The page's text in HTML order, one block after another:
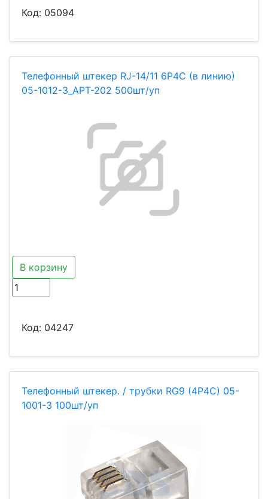
Код: 05094
Телефонный штекер RJ-14/11 6P4C (в линию)
05-1012-3_АРТ-202 500шт/уп
В корзину
Код: 04247
Телефонный штекер. / трубки RG9 (4Р4С) 05-
1001-3 100шт/уп